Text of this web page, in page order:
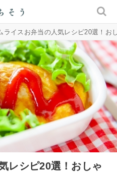
ライスお弁当の人気レシピ20選！お
レシピ20選！おしゃ